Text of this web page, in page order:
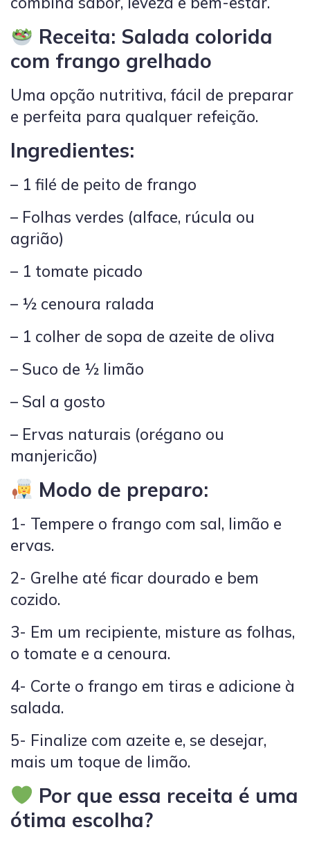
Receita: Salada colorida
com frango grelhado
Uma opção nutritiva, fácil de preparar
e perfeita para qualquer refeição.
Ingredientes:
– 1 filé de peito de frango
– Folhas verdes (alface, rúcula ou
agrião)
– 1 tomate picado
– ½ cenoura ralada
– 1 colher de sopa de azeite de oliva
– Suco de ½ limão
– Sal a gosto
– Ervas naturais (orégano ou
manjericão)
Modo de preparo:
1- Tempere o frango com sal, limão e
ervas.
2- Grelhe até ficar dourado e bem
cozido.
3- Em um recipiente, misture as folhas,
o tomate e a cenoura.
4- Corte o frango em tiras e adicione à
salada.
5- Finalize com azeite e, se desejar,
mais um toque de limão.
Por que essa receita é uma
ótima escolha?